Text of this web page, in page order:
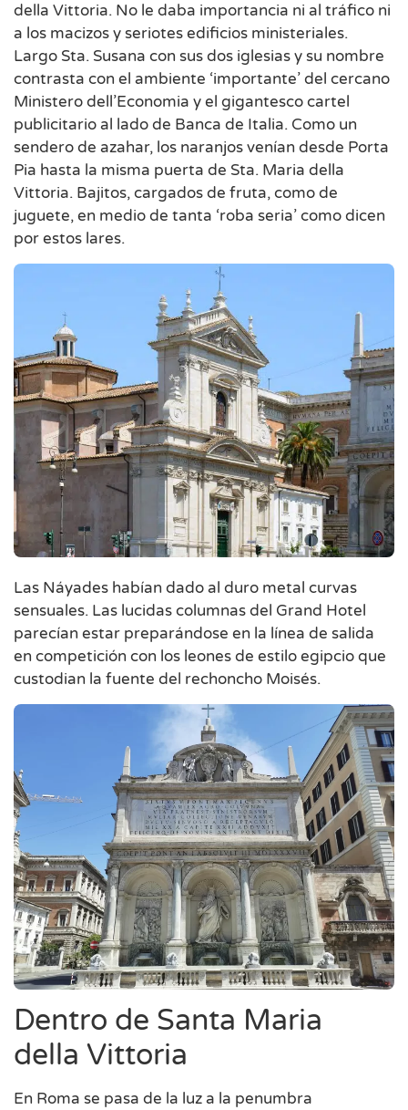
della Vittoria. No le daba importancia ni al tráfico ni
a los macizos y seriotes edificios ministeriales.
Largo Sta. Susana con sus dos iglesias y su nombre
contrasta con el ambiente ‘importante’ del cercano
Ministero dell’Economia y el gigantesco cartel
publicitario al lado de Banca de Italia. Como un
sendero de azahar, los naranjos venían desde Porta
Pia hasta la misma puerta de Sta. Maria della
Vittoria. Bajitos, cargados de fruta, como de
juguete, en medio de tanta ‘roba seria’ como dicen
por estos lares.
Las Náyades habían dado al duro metal curvas
sensuales. Las lucidas columnas del Grand Hotel
parecían estar preparándose en la línea de salida
en competición con los leones de estilo egipcio que
custodian la fuente del rechoncho Moisés.
Dentro de Santa Maria
della Vittoria
En Roma se pasa de la luz a la penumbra